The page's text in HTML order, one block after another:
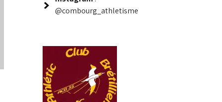
@combourg_athletisme